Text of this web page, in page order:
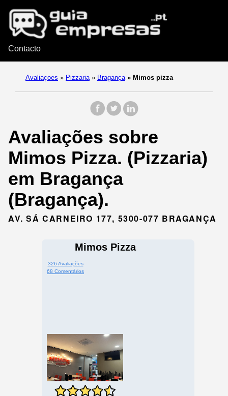
Contacto
Avaliaçoes » Pizzaria » Bragança » Mimos pizza
Avaliações sobre
Mimos Pizza. (Pizzaria)
em Bragança
(Bragança).
AV. SÁ CARNEIRO 177, 5300-077 BRAGANÇA
Mimos Pizza
326 Avaliações
68 Comentários